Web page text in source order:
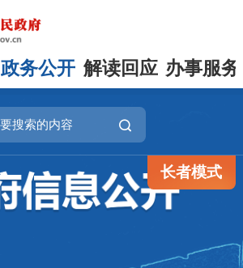
政务公开 解读回应 办事服务
长者模式